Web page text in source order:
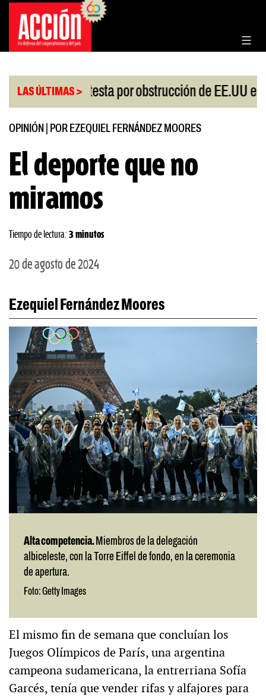
Saltar
contenido
LAS ÚLTIMAS >
China protesta por obstrucción de EE.UU en
OPINIÓN POR EZEQUIEL FERNÁNDEZ MOORES
El deporte que no
miramos
Tiempo de lectura: 3 minutos
20 de agosto de 2024
Ezequiel Fernández Moores
Alta competencia. Miembros de la delegación
albiceleste, con la Torre Eiffel de fondo, en la ceremonia
de apertura.
Foto: Getty Images
El mismo fin de semana que concluían los
Juegos Olímpicos de París, una argentina
campeona sudamericana, la entrerriana Sofía
Garcés, tenía que vender rifas y alfajores para